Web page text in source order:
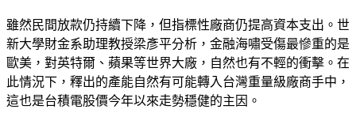
雖然民間放款仍持續下降，但指標性廠商仍提高資本支出。世
新大學財金系助理教授梁彥平分析，金融海嘯受傷最慘重的是
歐美，對英特爾、蘋果等世界大廠，自然也有不輕的衝擊。在
此情況下，釋出的產能自然有可能轉入台灣重量級廠商手中，
這也是台積電股價今年以來走勢穩健的主因。